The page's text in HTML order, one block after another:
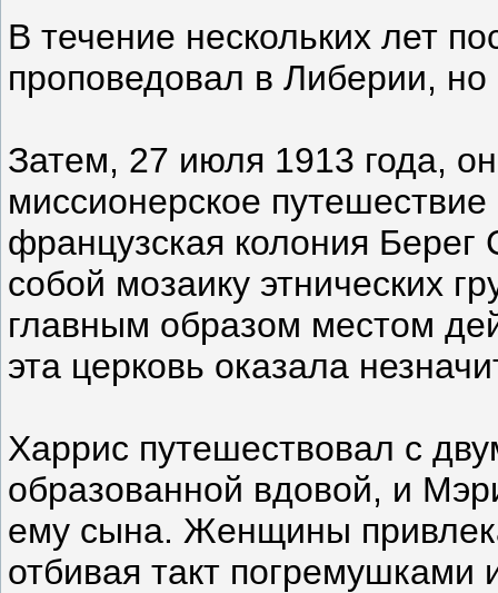
В течение нескольких лет
проповедовал в Либерии,
Затем, 27 июля 1913 года,
миссионерское
французская колония
собой мозаику этнических
главным образом местом
эта церковь оказала
Харрис путешествовал с
образованной вдовой, и
ему сына. Женщины
отбивая такт погремушками